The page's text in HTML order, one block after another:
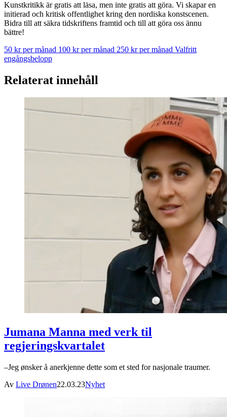
Kunstkritikk är gratis att läsa, men inte gratis att göra. Vi skapar en
initierad och kritisk offentlighet kring den nordiska konstscenen.
Bidra till att säkra tidskriftens framtid och till att göra oss ännu
bättre!
50 kr per månad 100 kr per månad 250 kr per månad Valfritt
engångsbelopp
Relaterat innehåll
Jumana Manna med verk til
regjeringskvartalet
–Jeg ønsker å anerkjenne dette som et sted for nasjonale traumer.
Av Live Drønen22.03.23Nyhet